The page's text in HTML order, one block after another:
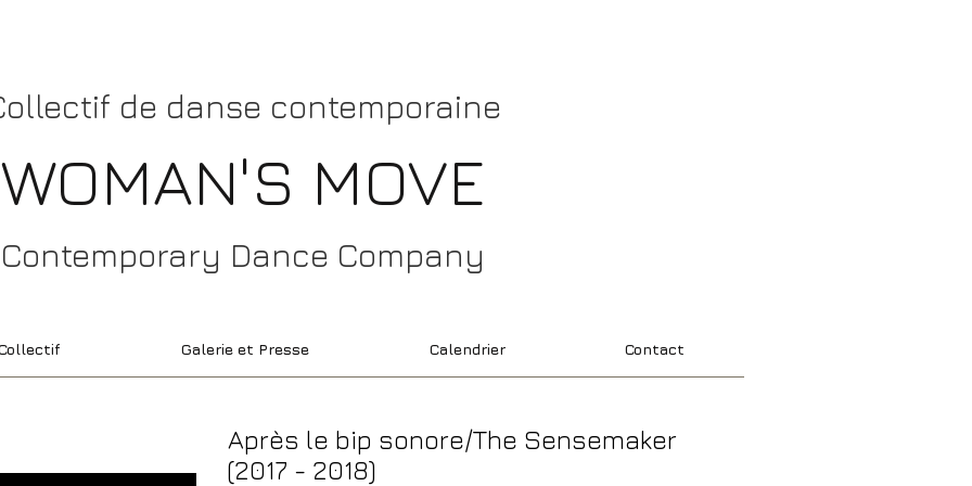
de danse contemporaine
WOMAN'S MOVE
Contemporary Dance Company
Galerie et Presse Calendrier Contact
Après le bip sonore/The Sensemaker
(2017 - 2018)